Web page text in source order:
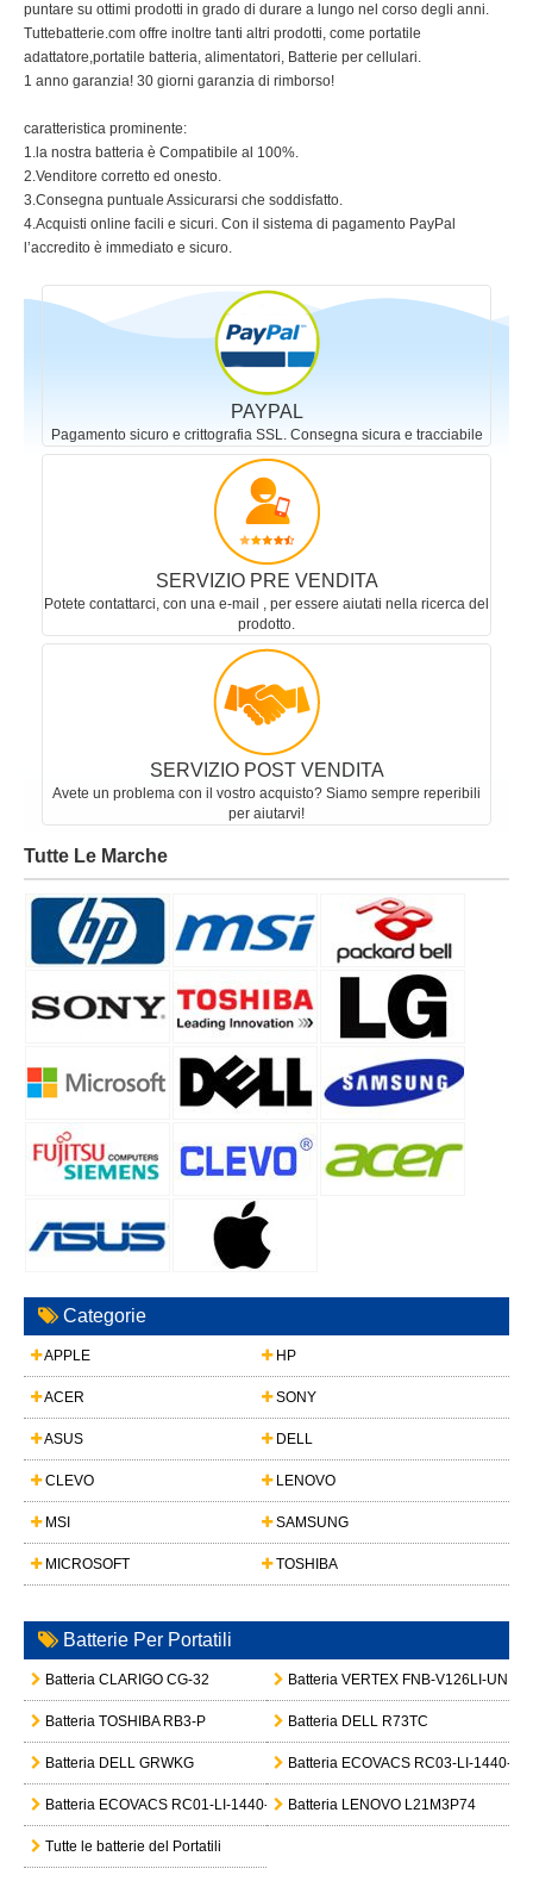
puntare su ottimi prodotti in grado di durare a lungo nel corso degli anni.
Tuttebatterie.com offre inoltre tanti altri prodotti, come portatile
adattatore,portatile batteria, alimentatori, Batterie per cellulari.
1 anno garanzia! 30 giorni garanzia di rimborso!
caratteristica prominente:
1.la nostra batteria è Compatibile al 100%.
2.Venditore corretto ed onesto.
3.Consegna puntuale Assicurarsi che soddisfatto.
4.Acquisti online facili e sicuri. Con il sistema di pagamento PayPal
l’accredito è immediato e sicuro.
PAYPAL
Pagamento sicuro e crittografia SSL. Consegna sicura e tracciabile
SERVIZIO PRE VENDITA
Potete contattarci, con una e-mail , per essere aiutati nella ricerca del
prodotto.
SERVIZIO POST VENDITA
Avete un problema con il vostro acquisto? Siamo sempre reperibili
per aiutarvi!
Tutte Le Marche
Categorie
APPLE HP
ACER SONY
ASUS DELL
CLEVO LENOVO
MSI SAMSUNG
MICROSOFT TOSHIBA
Batterie Per Portatili
Batteria CLARIGO CG-32 Batteria VERTEX FNB-V126LI-UNI
Batteria TOSHIBA RB3-P Batteria DELL R73TC
Batteria DELL GRWKG Batteria ECOVACS RC03-LI-1440-
Batteria ECOVACS RC01-LI-1440-5200Batteria LENOVO L21M3P74
Tutte le batterie del Portatili